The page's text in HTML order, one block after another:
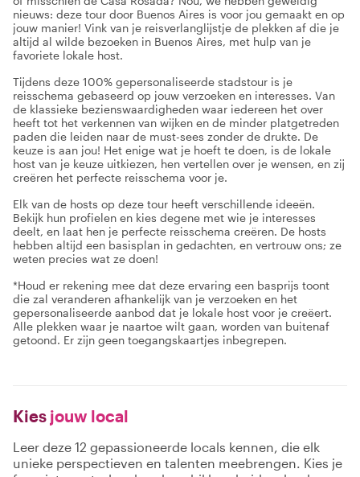
nieuws: deze tour door Buenos Aires is voor jou gemaakt en op
jouw manier! Vink van je reisverlanglijstje de plekken af die je
altijd al wilde bezoeken in Buenos Aires, met hulp van je
favoriete lokale host.
Tijdens deze 100% gepersonaliseerde stadstour is je
reisschema gebaseerd op jouw verzoeken en interesses. Van
de klassieke bezienswaardigheden waar iedereen het over
heeft tot het verkennen van wijken en de minder platgetreden
paden die leiden naar de must-sees zonder de drukte. De
keuze is aan jou! Het enige wat je hoeft te doen, is de lokale
host van je keuze uitkiezen, hen vertellen over je wensen, en zij
creëren het perfecte reisschema voor je.
Elk van de hosts op deze tour heeft verschillende ideeën.
Bekijk hun profielen en kies degene met wie je interesses
deelt, en laat hen je perfecte reisschema creëren. De hosts
hebben altijd een basisplan in gedachten, en vertrouw ons; ze
weten precies wat ze doen!
*Houd er rekening mee dat deze ervaring een basprijs toont
die zal veranderen afhankelijk van je verzoeken en het
gepersonaliseerde aanbod dat je lokale host voor je creëert.
Alle plekken waar je naartoe wilt gaan, worden van buitenaf
getoond. Er zijn geen toegangskaartjes inbegrepen.
Kies jouw local
Leer deze 12 gepassioneerde locals kennen, die elk
unieke perspectieven en talenten meebrengen. Kies je